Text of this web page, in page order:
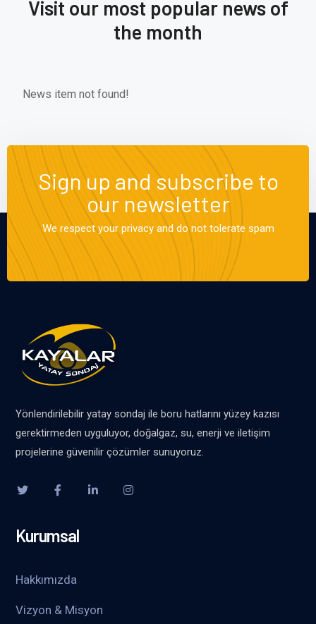
Visit our most popular news of
the month
News item not found!
Sign up and subscribe to
our newsletter
We respect your privacy and do not tolerate spam
Yönlendirilebilir yatay sondaj ile boru hatlarını yüzey kazısı
gerektirmeden uyguluyor, doğalgaz, su, enerji ve iletişim
projelerine güvenilir çözümler sunuyoruz.
Kurumsal
Hakkımızda
Vizyon & Misyon